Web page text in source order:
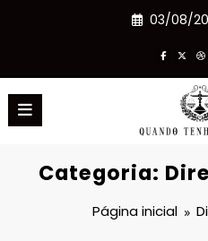
03/08/
Categoria:
Página inicial